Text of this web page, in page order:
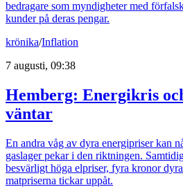
bedragare som myndigheter med
kunder på deras pengar.
krönika/Inflation
7 augusti, 09:38
Hemberg: Energikris
väntar
En andra våg av dyra energipriser kan
gaslager pekar i den riktningen.
besvärligt höga elpriser, fyra kronor
matpriserna tickar uppåt.